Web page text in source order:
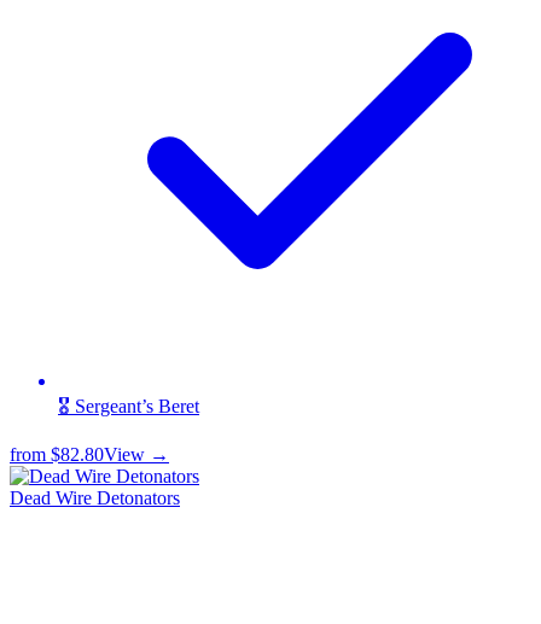
🎖️ Sergeant’s Beret
from $82.80View →
Dead Wire Detonators